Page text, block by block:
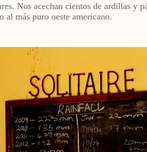
Nos acechan cientos de ardillas y
más puro oeste americano.